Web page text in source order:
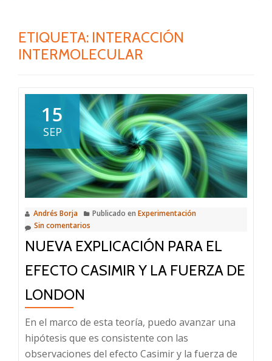
ETIQUETA: INTERACCIÓN
INTERMOLECULAR
15
SEP
Andrés Borja Publicado en Experimentación
Sin comentarios
NUEVA EXPLICACIÓN PARA EL
EFECTO CASIMIR Y LA FUERZA DE
LONDON
En el marco de esta teoría, puedo avanzar una
hipótesis que es consistente con las
observaciones del efecto Casimir y la fuerza de